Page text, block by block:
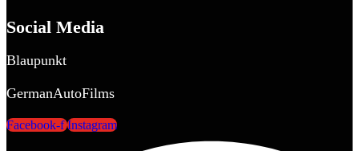
Social Media
Blaupunkt
GermanAutoFilms
Facebook-f Instagram